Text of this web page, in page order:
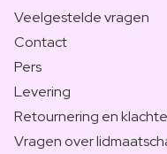
Veelgestelde vragen
Contact
Pers
Levering
Retournering en
Vragen over